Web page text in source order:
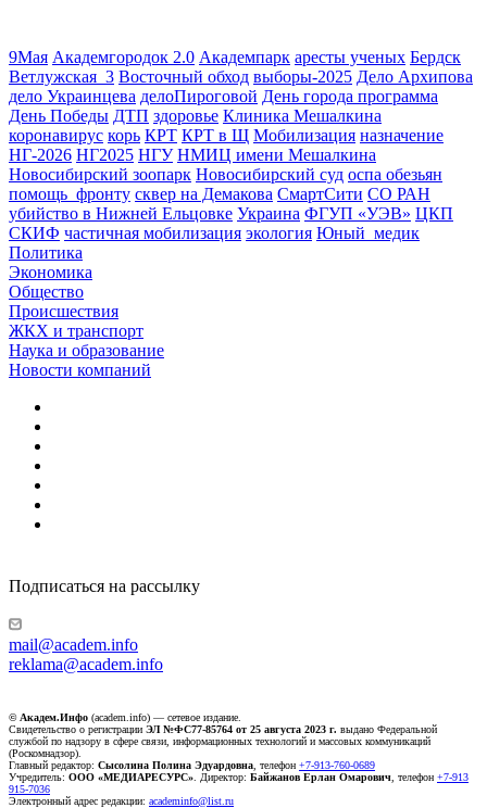
9Мая Академгородок 2.0 Академпарк аресты ученых Бердск
Ветлужская_3 Восточный обход выборы-2025 Дело Архипова
дело Украинцева делоПироговой День города программа
День Победы ДТП здоровье Клиника Мешалкина
коронавирус корь КРТ КРТ в Щ Мобилизация назначение
НГ-2026 НГ2025 НГУ НМИЦ имени Мешалкина
Новосибирский зоопарк Новосибирский суд оспа обезьян
помощь_фронту сквер на Демакова СмартСити СО РАН
убийство в Нижней Ельцовке Украина ФГУП «УЭВ» ЦКП
СКИФ частичная мобилизация экология Юный_медик
Политика
Экономика
Общество
Происшествия
ЖКХ и транспорт
Наука и образование
Новости компаний
Подписаться на рассылку
mail@academ.info
reklama@academ.info
© Академ.Инфо (academ.info) — сетевое издание.
Свидетельство о регистрации ЭЛ №ФС77-85764 от 25 августа 2023 г. выдано Федеральной
службой по надзору в сфере связи, информационных технологий и массовых коммуникаций
(Роскомнадзор).
Главный редактор: Сысолина Полина Эдуардовна , телефон +7-913-760-0689
Учредитель: ООО «МЕДИАРЕСУРС» . Директор: Байжанов Ерлан Омарович , телефон +7-913
915-7036
Электронный адрес редакции: academinfo@list.ru